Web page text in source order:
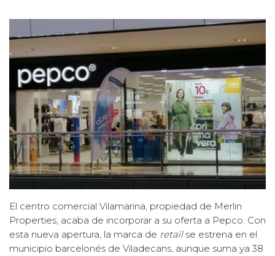
El centro comercial Vilamarina, propiedad de Merlin
Properties, acaba de incorporar a su oferta a Pepco. Con
esta nueva apertura, la marca de retailse estrena en el
municipio barcelonés de Viladecans, aunque suma ya 38